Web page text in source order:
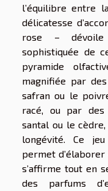
l’équilibre entre
délicatesse
rose –
sophistiquée de
pyramide
magnifiée par
safran ou le
racé, ou par
santal ou le
longévité. Ce
permet
s’affirme tout en
des parfums